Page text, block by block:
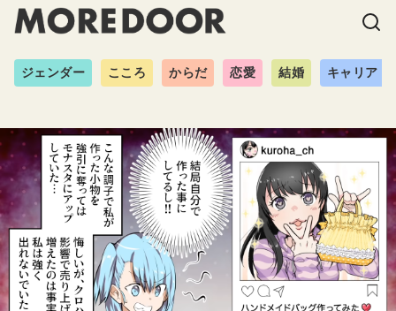
ジェンダー こころ からだ 恋愛 結婚 キャリア